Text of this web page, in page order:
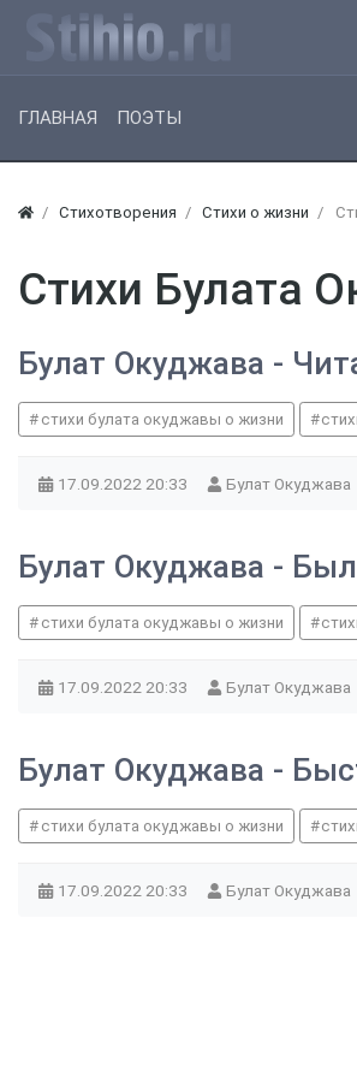
ГЛАВНАЯ ПОЭТЫ
Стихотворения Стихи о жизни
Стихи Булата
Булат Окуджава -
стихи булата окуджавы о жизни
17.09.2022 20:33 Булат Окуджава
Булат Окуджава -
стихи булата окуджавы о жизни
17.09.2022 20:33 Булат Окуджава
Булат Окуджава -
стихи булата окуджавы о жизни
17.09.2022 20:33 Булат Окуджава